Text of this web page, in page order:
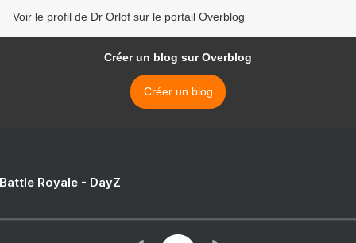
Voir le profil de Dr Orlof sur le portail Overblog
Créer un blog sur Overblog
Créer un blog
Royale - DayZ